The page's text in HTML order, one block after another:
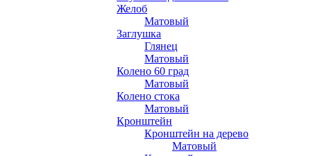
Желоб
Матовый
Заглушка
Глянец
Матовый
Колено 60 град
Матовый
Колено стока
Матовый
Кронштейн
Кронштейн на дерево
Матовый